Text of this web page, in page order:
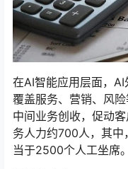
在AI智能应用层面，AI
覆盖服务、营销、风
中间业务创收，促动
务人力约700人，其
当于2500个人工坐席。